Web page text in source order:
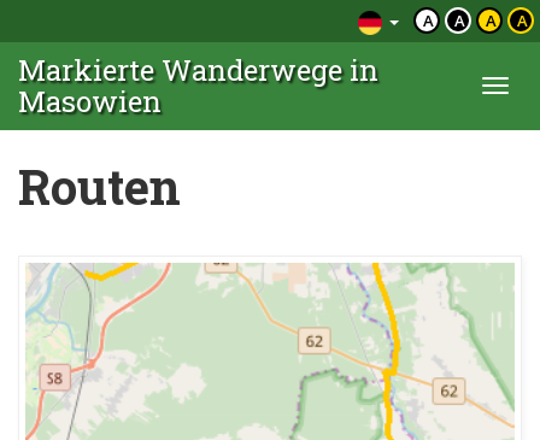
A A A A
Markierte Wanderwege in
Masowien
Routen